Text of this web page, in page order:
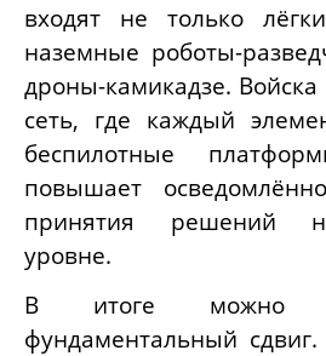
входят не только
наземные роботы-
дроны-камикадзе.
сеть, где каждый
беспилотные
повышает
принятия решений
уровне.
В итоге можно
фундаментальный